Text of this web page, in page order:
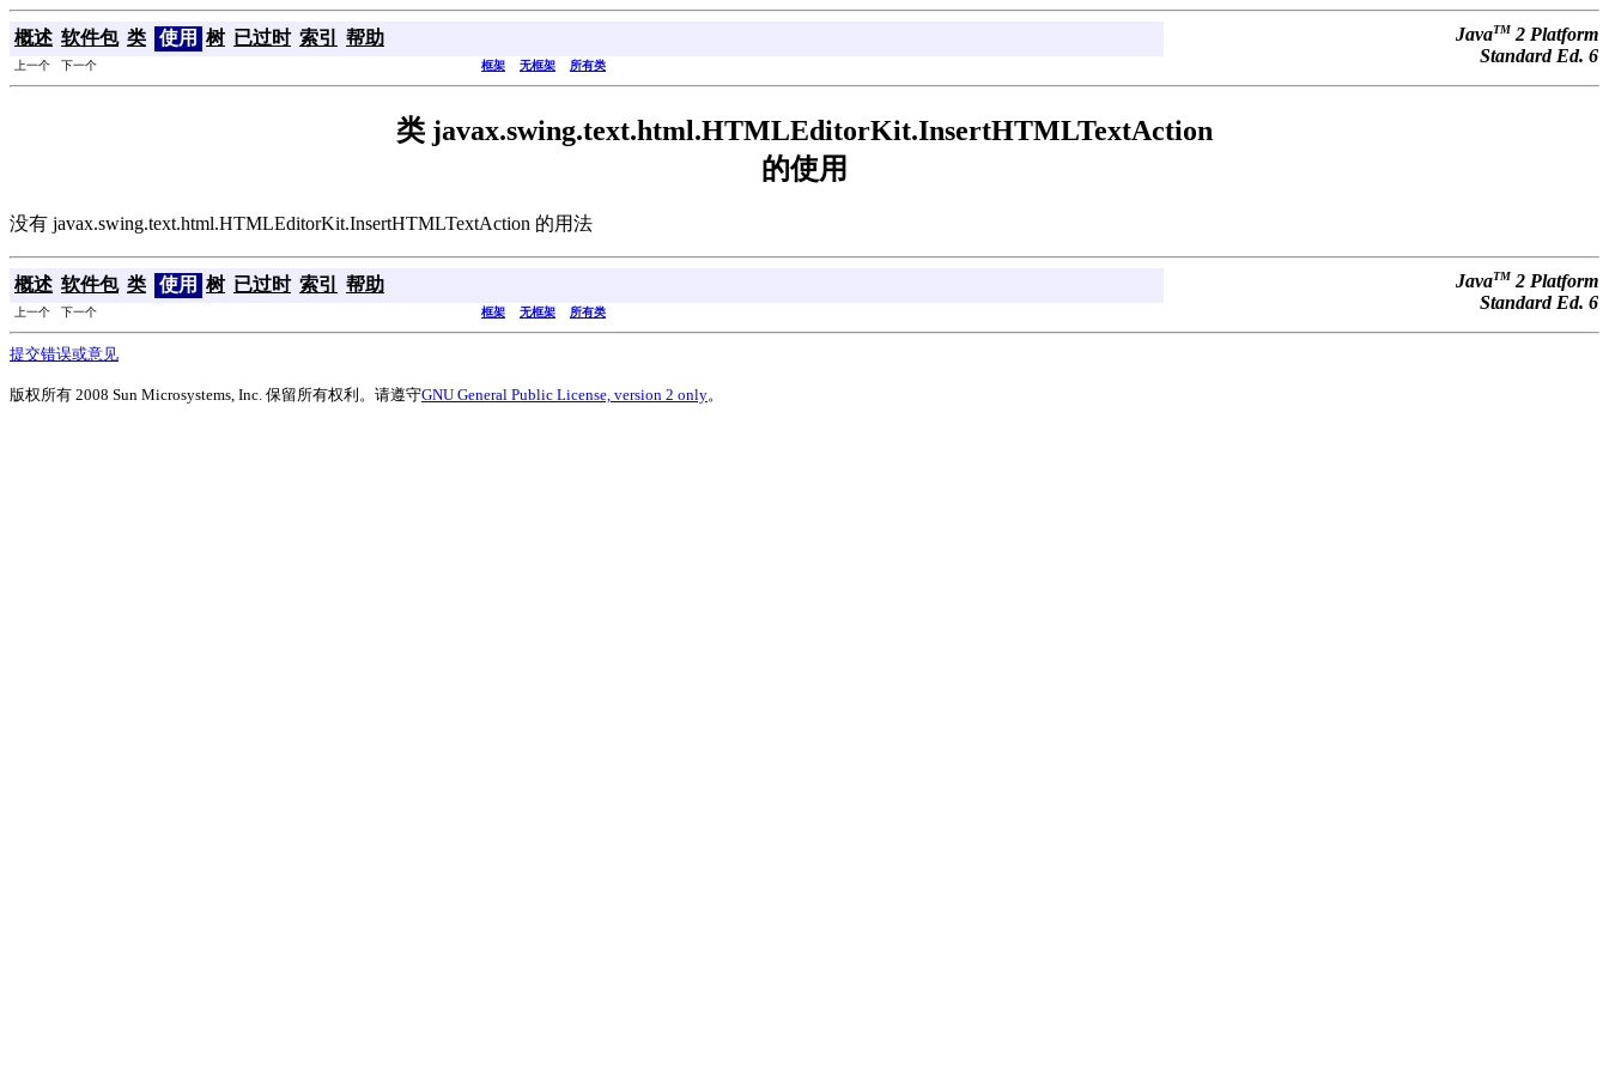
概述 软件包 类 使用 树 已过时 索引 帮助 JavaTM 2 Platform
Standard Ed. 6
上一个 下一个 框架 无框架 所有类
类 javax.swing.text.html.HTMLEditorKit.InsertHTMLTextAction
的使用
没有 javax.swing.text.html.HTMLEditorKit.InsertHTMLTextAction 的用法
概述 软件包 类 使用 树 已过时 索引 帮助 JavaTM 2 Platform
Standard Ed. 6
上一个 下一个 框架 无框架 所有类
提交错误或意见
版权所有 2008 Sun Microsystems, Inc. 保留所有权利。请遵守GNU General Public License, version 2 only。